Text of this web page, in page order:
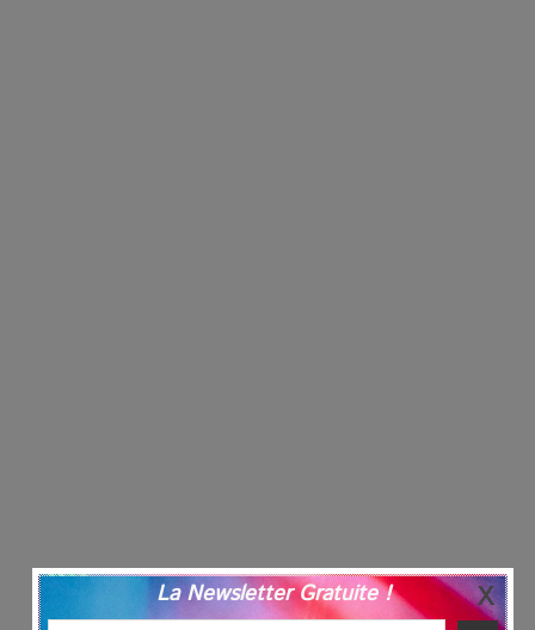
La Newsletter Gratuite !